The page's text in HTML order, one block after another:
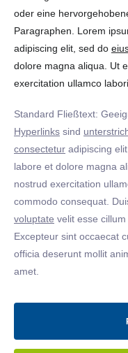
oder eine
Paragraphen. Lorem
adipiscing elit, sed do
dolore magna aliqua. Ut
exercitation ullamco
Standard Fließtext:
Hyperlinks sind
consectetur adipiscing
labore et dolore magna
nostrud exercitation
commodo consequat.
voluptate velit esse
Excepteur sint occaecat
officia deserunt mollit
amet.